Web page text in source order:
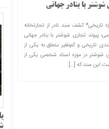
شوشتر با بنادر جهانی
تاریخی* کشف سند نادر از تجارتخانه
پیوند تجاری شوشتر با بنادر جهانی
تاریخی و کم‌نظیر متعلق به یکی از
شوشتر در موزه اسناد شخصی یکی از
سند که […]